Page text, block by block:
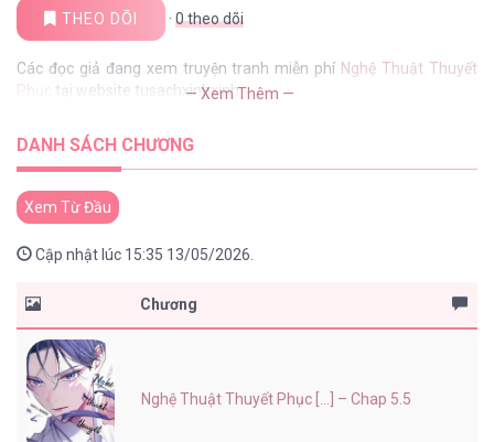
THEO DÕI · 0theo dõi
Các đọc giả đang xem truyện tranh miễn phí Nghệ Thuật Thuyết
Phục
tại website tusachxinhxinh— Xem Thêm —
DANH SÁCH CHƯƠNG
Xem Từ Đầu
Cập nhật lúc 15:35 13/05/2026.
Chương
Nghệ Thuật Thuyết Phục [...] – Chap 5.5